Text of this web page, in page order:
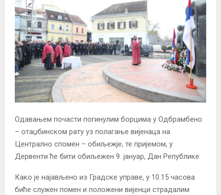
Одавањем почасти погинулим борцима у Одбрамбено
– отаџбинском рату уз полагање вијенаца на
Централно спомен – обиљежје, те пријемом, у
Дервенти ће бити обиљежен 9. јануар, Дан Републике.
Како је најављено из Градске управе, у 10.15 часова
биће служен помен и положени вијенци страдалим